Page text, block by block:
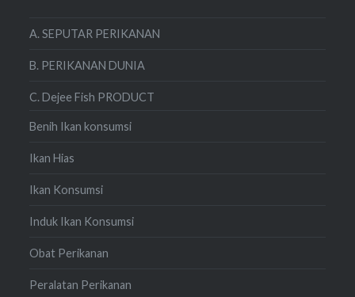
A. SEPUTAR PERIKANAN
B. PERIKANAN DUNIA
C. Dejee Fish PRODUCT
Benih Ikan konsumsi
Ikan Hias
Ikan Konsumsi
Induk Ikan Konsumsi
Obat Perikanan
Peralatan Perikanan